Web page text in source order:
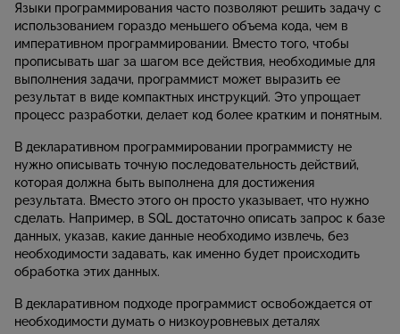
Языки программирования часто позволяют решить задачу с
использованием гораздо меньшего объема кода, чем в
императивном программировании. Вместо того, чтобы
прописывать шаг за шагом все действия, необходимые для
выполнения задачи, программист может выразить ее
результат в виде компактных инструкций. Это упрощает
процесс разработки, делает код более кратким и понятным.
В декларативном программировании программисту не
нужно описывать точную последовательность действий,
которая должна быть выполнена для достижения
результата. Вместо этого он просто указывает, что нужно
сделать. Например, в SQL достаточно описать запрос к базе
данных, указав, какие данные необходимо извлечь, без
необходимости задавать, как именно будет происходить
обработка этих данных.
В декларативном подходе программист освобождается от
необходимости думать о низкоуровневых деталях